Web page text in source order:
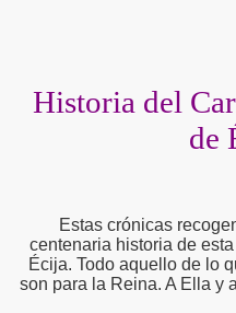
Historia del
de
Estas crónicas
centenaria historia de
Écija. Todo aquello de lo
son para la Reina. A Ella y